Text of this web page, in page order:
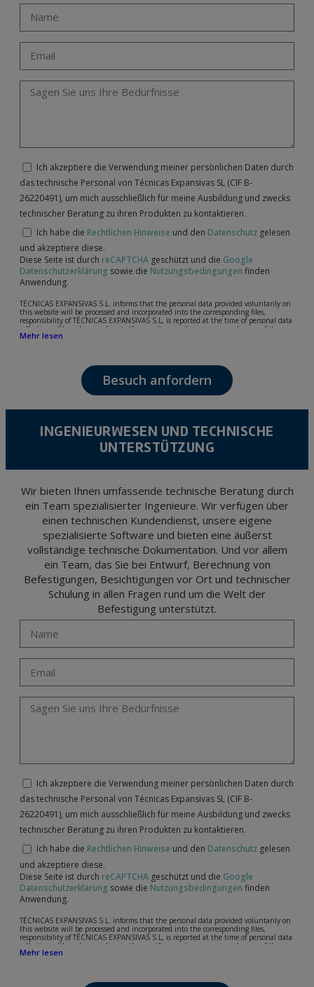
Ich akzeptiere die Verwendung meiner persönlichen Daten durch
das technische Personal von Técnicas Expansivas SL (CIF B-
26220491), um mich ausschließlich für meine Ausbildung und zwecks
technischer Beratung zu ihren Produkten zu kontaktieren.
Ich habe die Rechtlichen Hinweise und den Datenschutz gelesen
und akzeptiere diese.
Diese Seite ist durch reCAPTCHA geschützt und die Google
Datenschutzerklärung sowie die Nutzungsbedingungen finden
Anwendung.
TÉCNICAS EXPANSIVAS S.L. informs that the personal data provided voluntarily on
this website will be processed and incorporated into the corresponding files,
responsibility of TÉCNICAS EXPANSIVAS S.L, is reported at the time of personal data
collection, although, according to the specific case, its purpose may be any of the
following: attention to your referred request, complaint or question, established
The data in our files are strictly confidential and shall be treated with the utmost
confidentiality and shall comply with all the requirements provided for the General
Data Protection Regulation (GDPR) 2016.
encrypted. Should these details be sent, it is done so under your sole responsibility.
The user may at any time exercise their rights of access, rectification, cancellation
and opposition under the provisions of the General Data Protection Regulation
Portalada II | c/ Segador 13, 26006 | Logroño (La Rioja).
Mehr lesen
Besuch anfordern
INGENIEURWESEN UND TECHNISCHE
UNTERSTÜTZUNG
Wir bieten Ihnen umfassende technische Beratung durch
ein Team spezialisierter Ingenieure. Wir verfügen über
einen technischen Kundendienst, unsere eigene
spezialisierte Software und bieten eine äußerst
vollständige technische Dokumentation. Und vor allem
ein Team, das Sie bei Entwurf, Berechnung von
Befestigungen, Besichtigungen vor Ort und technischer
Schulung in allen Fragen rund um die Welt der
Befestigung unterstützt.
Ich akzeptiere die Verwendung meiner persönlichen Daten durch
das technische Personal von Técnicas Expansivas SL (CIF B-
26220491), um mich ausschließlich für meine Ausbildung und zwecks
technischer Beratung zu ihren Produkten zu kontaktieren.
Ich habe die Rechtlichen Hinweise und den Datenschutz gelesen
und akzeptiere diese.
Diese Seite ist durch reCAPTCHA geschützt und die Google
Datenschutzerklärung sowie die Nutzungsbedingungen finden
Anwendung.
TÉCNICAS EXPANSIVAS S.L. informs that the personal data provided voluntarily on
this website will be processed and incorporated into the corresponding files,
responsibility of TÉCNICAS EXPANSIVAS S.L, is reported at the time of personal data
collection, although, according to the specific case, its purpose may be any of the
following: attention to your referred request, complaint or question, established
Mehr lesen